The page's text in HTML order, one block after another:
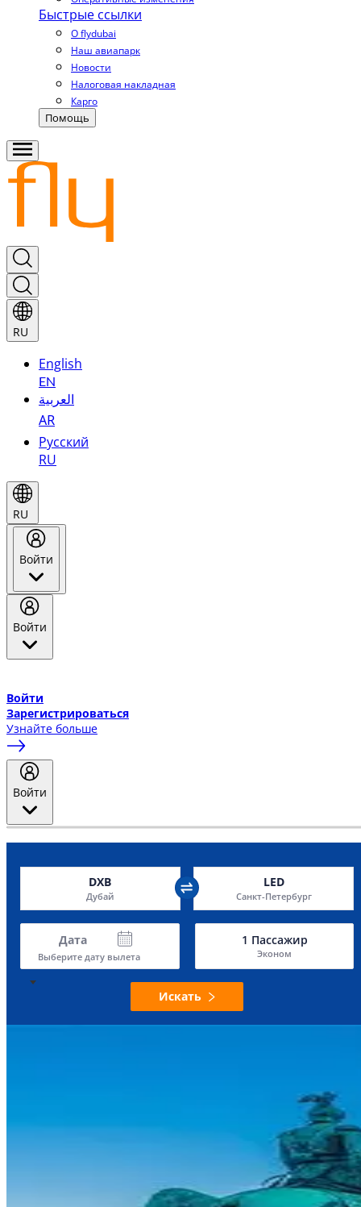
Быстрые ссылки
О flydubai
Наш авиапарк
Новости
Налоговая накладная
Карго
Помощь
RU
English
EN
العربية
AR
Русский
RU
RU
Войти
Войти
Войти
Зарегистрироваться
Узнайте больше
Войти
DXB
Дубай
LED
Санкт-Петербург
Дата
Выберите дату вылета
1 Пассажир
Эконом
Искать